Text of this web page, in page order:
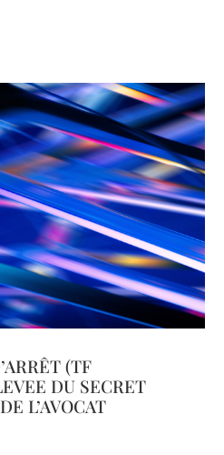
(TF
DU SECRET
L’AVOCAT